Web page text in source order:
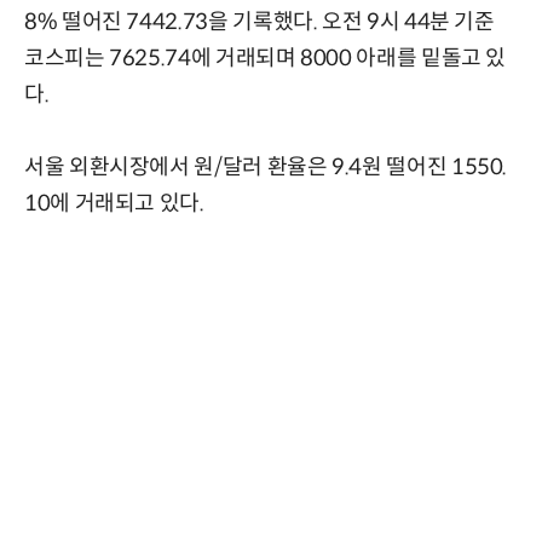
8% 떨어진 7442.73을 기록했다. 오전 9시 44분 기준
코스피는 7625.74에 거래되며 8000 아래를 밑돌고 있
다.
서울 외환시장에서 원/달러 환율은 9.4원 떨어진 1550.
10에 거래되고 있다.